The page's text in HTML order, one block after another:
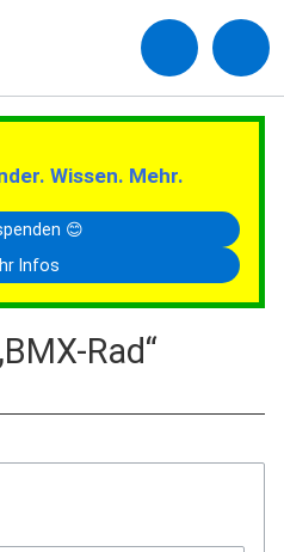
Wissen. Mehr.
😊
Infos
Rad“